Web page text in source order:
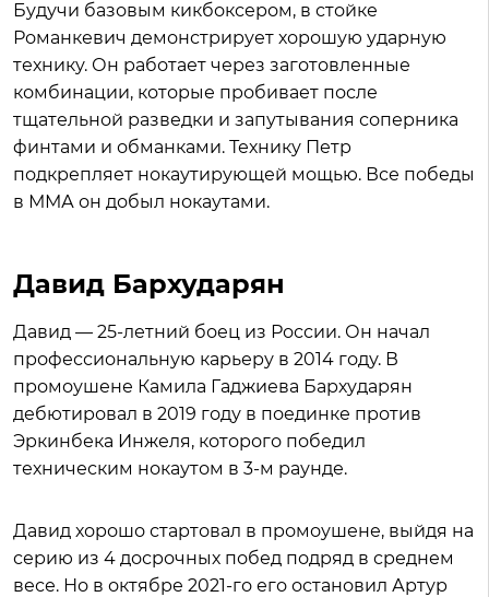
Будучи базовым кикбоксером, в стойке
Романкевич демонстрирует хорошую ударную
технику. Он работает через заготовленные
комбинации, которые пробивает после
тщательной разведки и запутывания соперника
финтами и обманками. Технику Петр
подкрепляет нокаутирующей мощью. Все победы
в ММА он добыл нокаутами.
Давид Бархударян
Давид — 25-летний боец из России. Он начал
профессиональную карьеру в 2014 году. В
промоушене Камила Гаджиева Бархударян
дебютировал в 2019 году в поединке против
Эркинбека Инжеля, которого победил
техническим нокаутом в 3-м раунде.
Давид хорошо стартовал в промоушене, выйдя на
серию из 4 досрочных побед подряд в среднем
весе. Но в октябре 2021-го его остановил Артур